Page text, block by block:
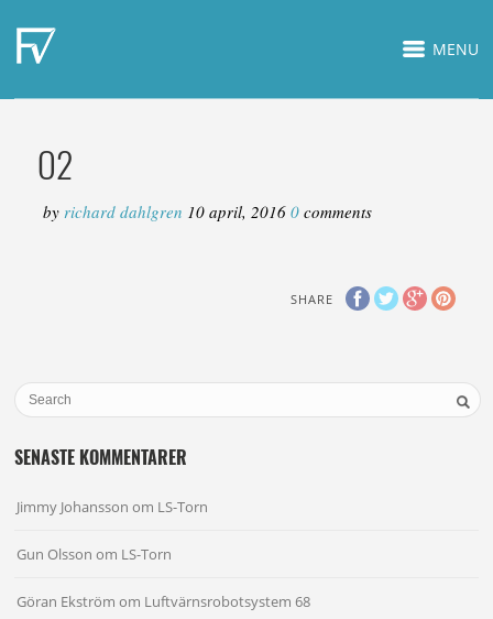
MENU
O2
byrichard dahlgren 10 april, 2016 0comments
SHARE
SENASTE KOMMENTARER
Jimmy Johansson om LS-Torn
Gun Olsson om LS-Torn
Göran Ekström om Luftvärnsrobotsystem 68